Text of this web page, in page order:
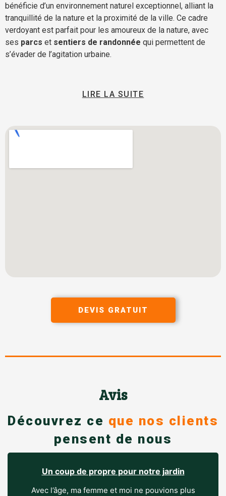
bénéficie d’un environnement naturel exceptionnel, alliant la
tranquillité de la nature et la proximité de la ville. Ce cadre
verdoyant est parfait pour les amoureux de la nature, avec
ses parcs et sentiers de randonnée qui permettent de
s’évader de l’agitation urbaine.
LIRE LA SUITE
DEVIS GRATUIT
Avis
Découvrez ce que nos clients
pensent de nous
Un coup de propre pour notre jardin
Avec l’âge, ma femme et moi ne pouvions plus